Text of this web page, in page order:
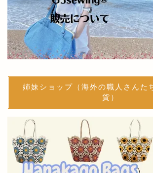
姉妹ショップ（海外の職人さんた
貨）